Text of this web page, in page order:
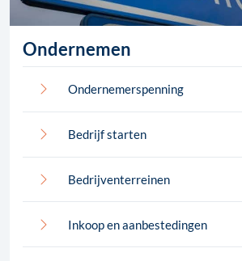
Ondernemen
Ondernemerspenning
Bedrijf starten
Bedrijventerreinen
Inkoop en aanbestedingen